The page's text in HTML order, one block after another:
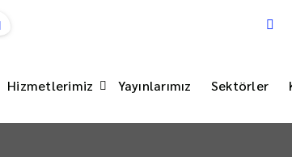
Hizmetlerimiz Yayınlarımız Sektörler